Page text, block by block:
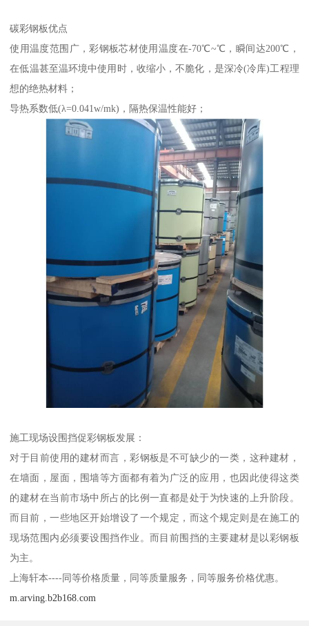
碳彩钢板优点
使用温度范围广，彩钢板芯材使用温度在-70℃~℃，瞬间达200℃，
在低温甚至温环境中使用时，收缩小，不脆化，是深冷(冷库)工程理
想的绝热材料；
导热系数低(λ=0.041w/mk)，隔热保温性能好；
施工现场设围挡促彩钢板发展：
对于目前使用的建材而言，彩钢板是不可缺少的一类，这种建材，
在墙面，屋面，围墙等方面都有着为广泛的应用，也因此使得这类
的建材在当前市场中所占的比例一直都是处于为快速的上升阶段。
而目前，一些地区开始增设了一个规定，而这个规定则是在施工的
现场范围内必须要设围挡作业。而目前围挡的主要建材是以彩钢板
为主。
上海轩本----同等价格质量，同等质量服务，同等服务价格优惠。
m.arving.b2b168.com